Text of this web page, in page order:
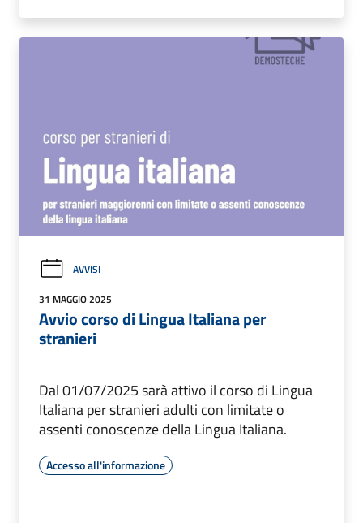
AVVISI
31 MAGGIO 2025
Avvio corso di Lingua Italiana per
stranieri
Dal 01/07/2025 sarà attivo il corso di Lingua
Italiana per stranieri adulti con limitate o
assenti conoscenze della Lingua Italiana.
Accesso all'informazione